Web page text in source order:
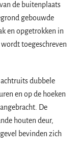
de buitenplaats
gebouwde
en opgetrokken in
toegeschreven
dubbele
en op de hoeken
De
houten deur,
bevinden zich